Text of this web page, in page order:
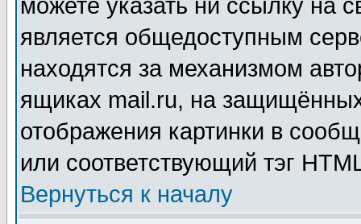
можете указать ни ссылку на
является общедоступным
находятся за механизмом
ящиках mail.ru, на
отображения картинки в
или соответствующий тэг
Вернуться к началу